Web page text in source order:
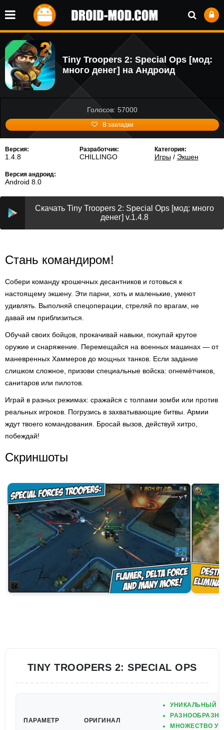
Tiny Troopers 2: Special Ops [мод:
много денег] на Андроид
Голосов: 57000
В закладки
Версия:
1.4.8
Разработчик:
CHILLINGO
Категория:
Игры/ Экшен
Версия андроид:
Android 8.0
Скачать Tiny Troopers 2: Special Ops [мод: много
денег] v.1.4.8
Стань командиром!
Собери команду крошечных десантников и готовься к
настоящему экшену. Эти парни, хоть и маленькие, умеют
удивлять. Выполняй спецоперации, стреляй по врагам, не
давай им приблизиться.
Обучай своих бойцов, прокачивай навыки, покупай крутое
оружие и снаряжение. Перемещайся на военных машинах — от
маневренных Хаммеров до мощных танков. Если задание
слишком сложное, призови специальные войска: огнемётчиков,
санитаров или пилотов.
Играй в разных режимах: сражайся с толпами зомби или против
реальных игроков. Погрузись в захватывающие битвы. Армии
ждут твоего командования. Бросай вызов, действуй хитро,
побеждай!
Скриншоты
TINY TROOPERS 2: SPECIAL OPS
ПАРАМЕТР ОРИГИНАЛ
УНИКАЛЬНЫЙ
МНОЖЕСТВО